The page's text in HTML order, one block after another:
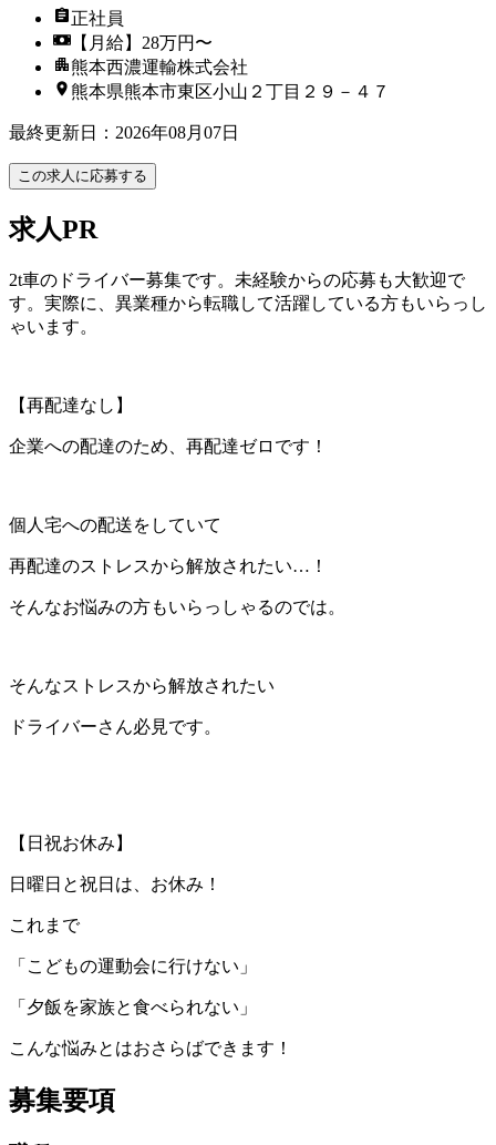
正社員
【月給】28万円〜
熊本西濃運輸株式会社
熊本県熊本市東区小山２丁目２９－４７
最終更新日 ： 2026年08月07日
この求人に応募する
求人PR
2t車のドライバー募集です。未経験からの応募も大歓迎で
す。実際に、異業種から転職して活躍している方もいらっし
ゃいます。
【再配達なし】
企業への配達のため、再配達ゼロです！
個人宅への配送をしていて
再配達のストレスから解放されたい…！
そんなお悩みの方もいらっしゃるのでは。
そんなストレスから解放されたい
ドライバーさん必見です。
【日祝お休み】
日曜日と祝日は、お休み！
これまで
「こどもの運動会に行けない」
「夕飯を家族と食べられない」
こんな悩みとはおさらばできます！
募集要項